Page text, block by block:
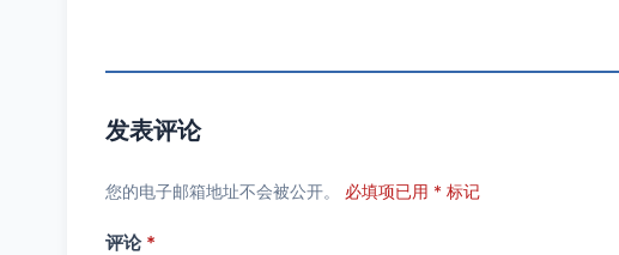
发表评论
您的电子邮箱地址不会被公开。 必填项已用 * 标记
评论 *